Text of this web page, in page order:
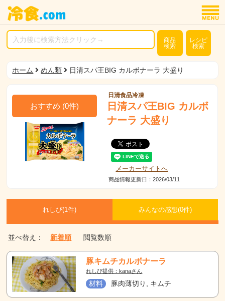
商品
検索
レシピ
検索
ホーム めん類 日清スパ王BIG カルボナーラ 大盛り
おすすめ (0件)
日清食品冷凍
日清スパ王BIG カルボ
ナーラ 大盛り
メーカーサイトへ
商品情報更新日：2026/03/11
れしぴ(1件) みんなの感想(0件)
並べ替え： 新着順 閲覧数順
豚キムチカルボナーラ
れしぴ提供：kanaさん
材料 豚肉薄切り, キムチ